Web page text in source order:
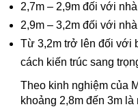
2,7m – 2,9m đối với
2,9m – 3,2m đối với
Từ 3,2m trở lên đối với
cách kiến trúc sang
Theo kinh nghiệm của
khoảng 2,8m đến 3m